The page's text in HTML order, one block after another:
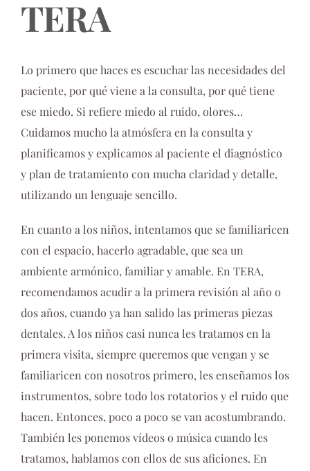
TERA
Lo primero que haces es escuchar las necesidades del
paciente, por qué viene a la consulta, por qué tiene
ese miedo. Si refiere miedo al ruido, olores…
Cuidamos mucho la atmósfera en la consulta y
planificamos y explicamos al paciente el diagnóstico
y plan de tratamiento con mucha claridad y detalle,
utilizando un lenguaje sencillo.
En cuanto a los niños, intentamos que se familiaricen
con el espacio, hacerlo agradable, que sea un
ambiente armónico, familiar y amable. En TERA,
recomendamos acudir a la primera revisión al año o
dos años, cuando ya han salido las primeras piezas
dentales. A los niños casi nunca les tratamos en la
primera visita, siempre queremos que vengan y se
familiaricen con nosotros primero, les enseñamos los
instrumentos, sobre todo los rotatorios y el ruido que
hacen. Entonces, poco a poco se van acostumbrando.
También les ponemos vídeos o música cuando les
tratamos, hablamos con ellos de sus aficiones. En